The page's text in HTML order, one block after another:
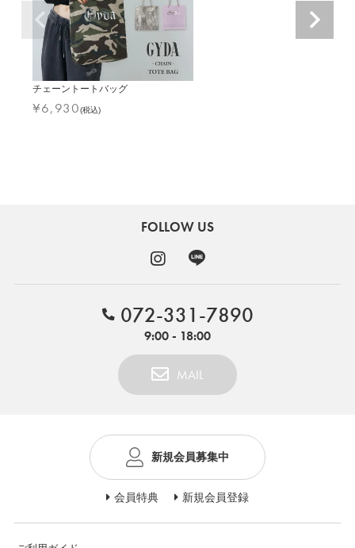
チェーントートバッグ
¥6,930(税込)
FOLLOW US
MAIL
072-331-7890
9:00 - 18:00
新規会員募集中
会員特典 新規会員登録